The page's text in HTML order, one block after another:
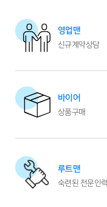
영업맨
신규계약상담
바이어
상품구매
루트맨
숙련된 전문인력